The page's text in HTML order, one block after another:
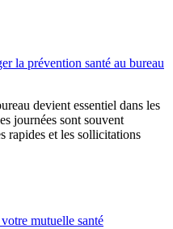
la prévention santé au bureau
devient essentiel dans les
journées sont souvent
rapides et les sollicitations
mutuelle santé